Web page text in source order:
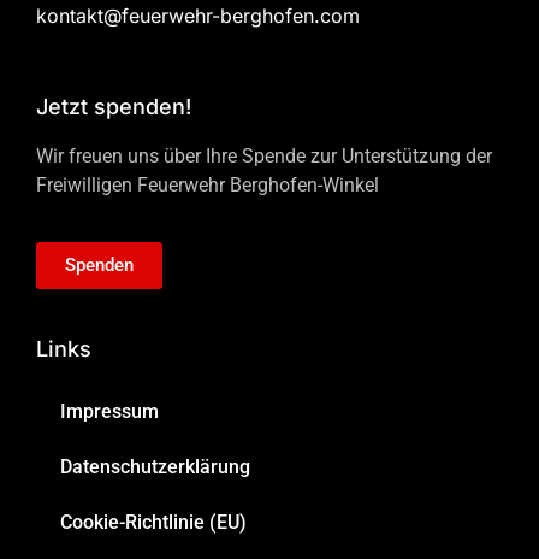
kontakt@feuerwehr-berghofen.com
Jetzt spenden!
Wir freuen uns über Ihre Spende zur Unterstützung der
Freiwilligen Feuerwehr Berghofen-Winkel
Spenden
Links
Impressum
Datenschutzerklärung
Cookie-Richtlinie (EU)